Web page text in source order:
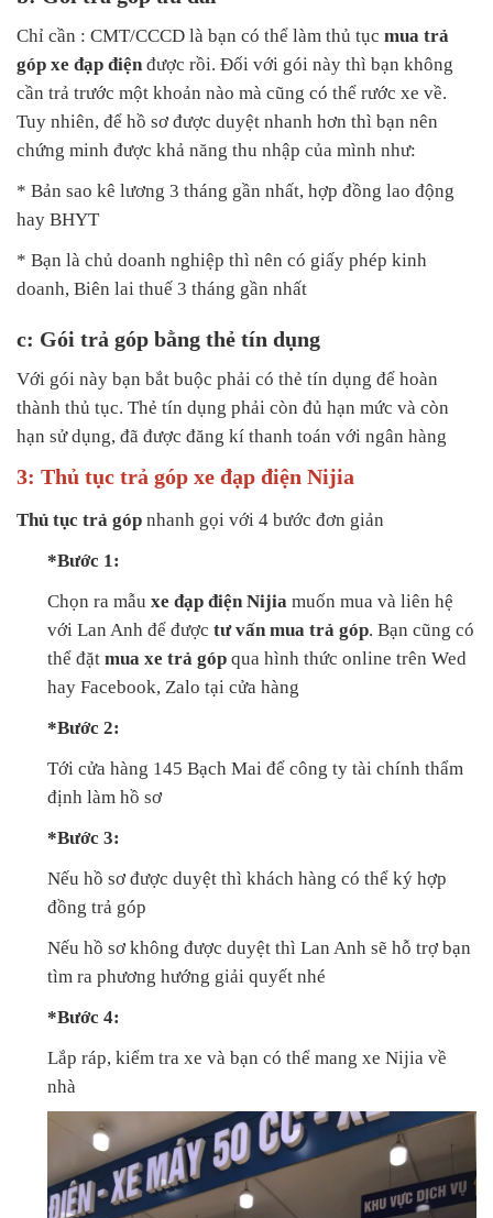
Chỉ cần : CMT/CCCD là bạn có thể làm thủ tục mua trả
góp xe đạp điệnđược rồi. Đối với gói này thì bạn không
cần trả trước một khoản nào mà cũng có thể rước xe về.
Tuy nhiên, để hồ sơ được duyệt nhanh hơn thì bạn nên
chứng minh được khả năng thu nhập của mình như:
* Bản sao kê lương 3 tháng gần nhất, hợp đồng lao động
hay BHYT
* Bạn là chủ doanh nghiệp thì nên có giấy phép kinh
doanh, Biên lai thuế 3 tháng gần nhất
c: Gói trả góp bằng thẻ tín dụng
Với gói này bạn bắt buộc phải có thẻ tín dụng để hoàn
thành thủ tục. Thẻ tín dụng phải còn đủ hạn mức và còn
hạn sử dụng, đã được đăng kí thanh toán với ngân hàng
3: Thủ tục trả góp xe đạp điện Nijia
Thủ tục trả góp nhanh gọi với 4 bước đơn giản
*Bước 1:
Chọn ra mẫu xe đạp điện Nijia muốn mua và liên hệ
với Lan Anh để được tư vấn mua trả góp. Bạn cũng có
thể đặt mua xe trả góp qua hình thức online trên Wed
hay Facebook, Zalo tại cửa hàng
*Bước 2:
Tới cửa hàng 145 Bạch Mai để công ty tài chính thẩm
định làm hồ sơ
*Bước 3:
Nếu hồ sơ được duyệt thì khách hàng có thể ký hợp
đồng trả góp
Nếu hồ sơ không được duyệt thì Lan Anh sẽ hỗ trợ bạn
tìm ra phương hướng giải quyết nhé
*Bước 4:
Lắp ráp, kiểm tra xe và bạn có thể mang xe Nijia về
nhà